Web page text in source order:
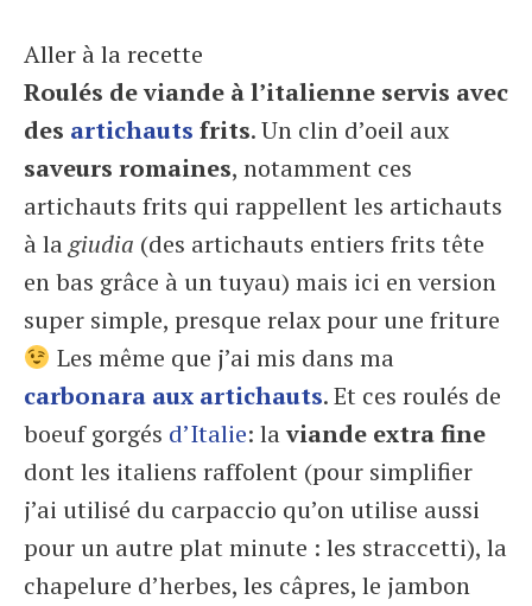
Aller à la recette
Roulés de viande à l’italienne servis avec
des artichauts frits. Un clin d’oeil aux
saveurs romaines, notamment ces
artichauts frits qui rappellent les artichauts
à lagiudia (des artichauts entiers frits tête
en bas grâce à un tuyau) mais ici en version
super simple, presque relax pour une friture
Les même que j’ai mis dans ma
carbonara aux artichauts. Et ces roulés de
boeuf gorgés d’Italie: laviande extra fine
dont les italiens raffolent (pour simplifier
j’ai utilisé du carpaccio qu’on utilise aussi
pour un autre plat minute : les straccetti), la
chapelure d’herbes, les câpres, le jambon